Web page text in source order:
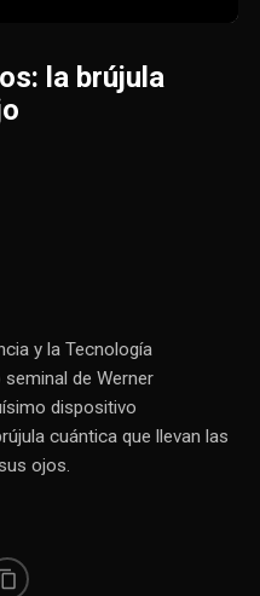
la brújula
y la Tecnología
de Werner
dispositivo
cuántica que llevan las
ojos.